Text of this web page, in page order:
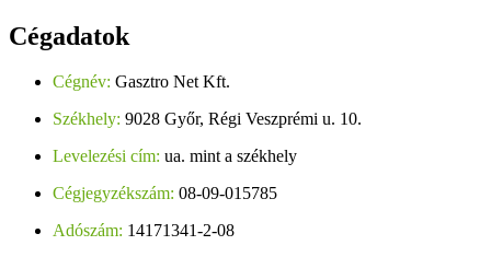
Cégadatok
Cégnév: Gasztro Net Kft.
Székhely: 9028 Győr, Régi Veszprémi u. 10.
Levelezési cím: ua. mint a székhely
Cégjegyzékszám: 08-09-015785
Adószám: 14171341-2-08